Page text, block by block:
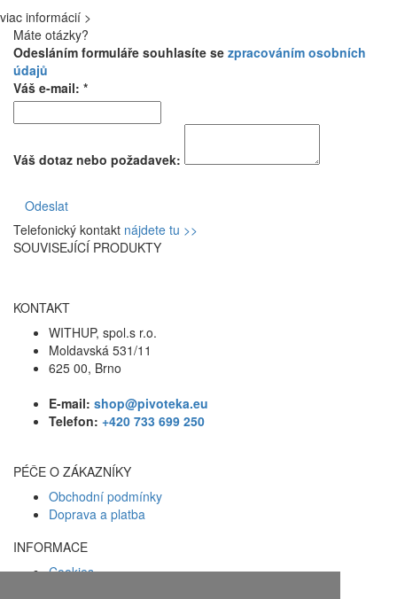
viac informácií >
Máte otázky?
Odesláním formuláře souhlasíte se zpracováním osobních
údajů
Váš e-mail: *
Váš dotaz nebo požadavek:
Odeslat
Telefonický kontakt nájdete tu >>
SOUVISEJÍCÍ PRODUKTY
KONTAKT
WITHUP, spol.s r.o.
Moldavská 531/11
625 00, Brno
E-mail: shop@pivoteka.eu
Telefon: +420 733 699 250
PÉČE O ZÁKAZNÍKY
Obchodní podmínky
Doprava a platba
INFORMACE
Cookies